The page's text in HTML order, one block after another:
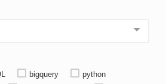
bigquery
python